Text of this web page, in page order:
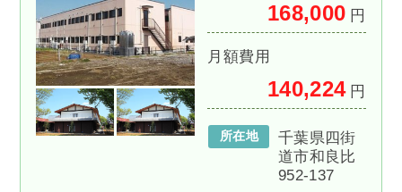
168,000 円
月額費用
140,224 円
所在地
千葉県四街
道市和良比
952-137